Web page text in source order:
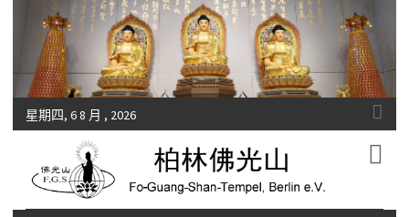
星期四, 6 8 月 , 2026
Fo-Guang-Shan-Tempel, Berlin e.V.